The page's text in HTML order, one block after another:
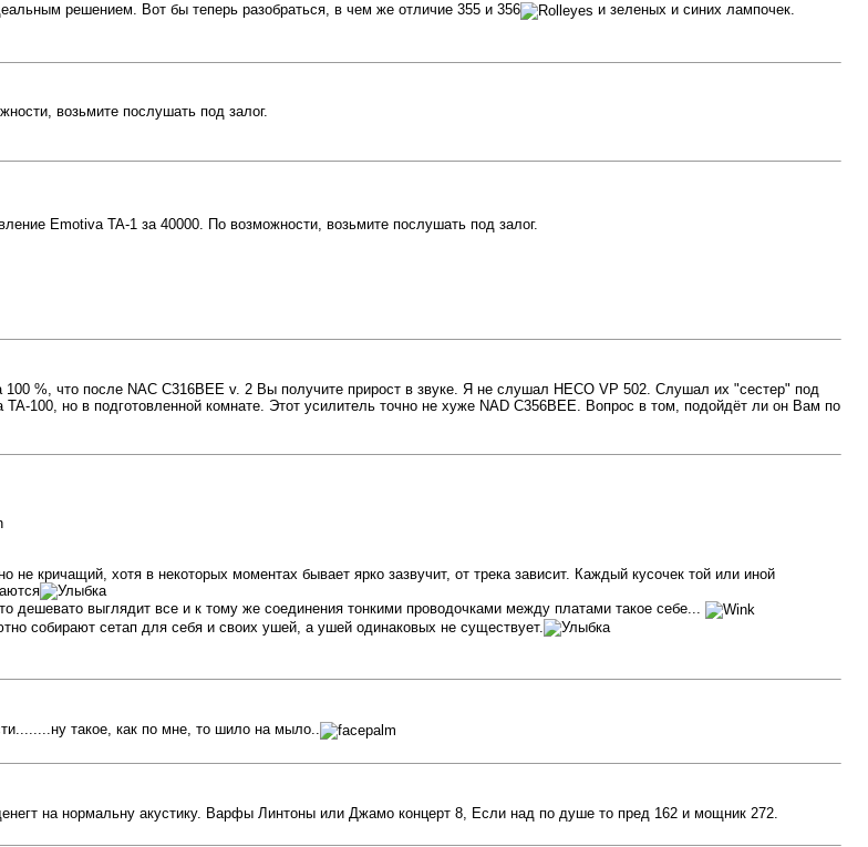
решением. Вот бы теперь разобраться, в чем же отличие 355 и 356 и зеленых и синих лампочек.
возьмите послушать под залог.
Emotiva TA-1 за 40000. По возможности, возьмите послушать под залог.
%, что после NAC C316BEE v. 2 Вы получите прирост в звуке. Я не слушал HECO VP 502. Слушал их "сестер" под
100, но в подготовленной комнате. Этот усилитель точно не хуже NAD C356BEE. Вопрос в том, подойдёт ли он Вам по
кричащий, хотя в некоторых моментах бывает ярко зазвучит, от трека зависит. Каждый кусочек той или иной
дешевато выглядит все и к тому же соединения тонкими проводочками между платами такое себе...
собирают сетап для себя и своих ушей, а ушей одинаковых не существует.
такое, как по мне, то шило на мыло..
на нормальну акустику. Варфы Линтоны или Джамо концерт 8, Если над по душе то пред 162 и мощник 272.